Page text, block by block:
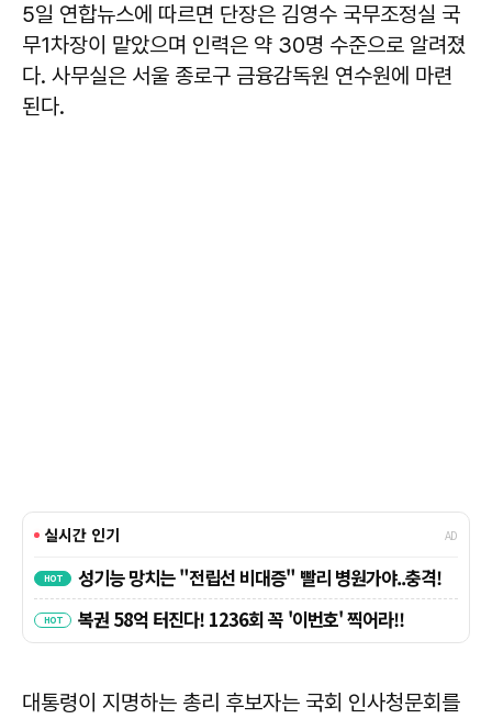
5일 연합뉴스에 따르면 단장은 김영수 국무조정실 국
무1차장이 맡았으며 인력은 약 30명 수준으로 알려졌
다. 사무실은 서울 종로구 금융감독원 연수원에 마련
된다.
대통령이 지명하는 총리 후보자는 국회 인사청문회를